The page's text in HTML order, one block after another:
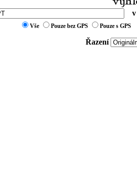
v
Vše Pouze bez GPS Pouze s GPS
Řazení